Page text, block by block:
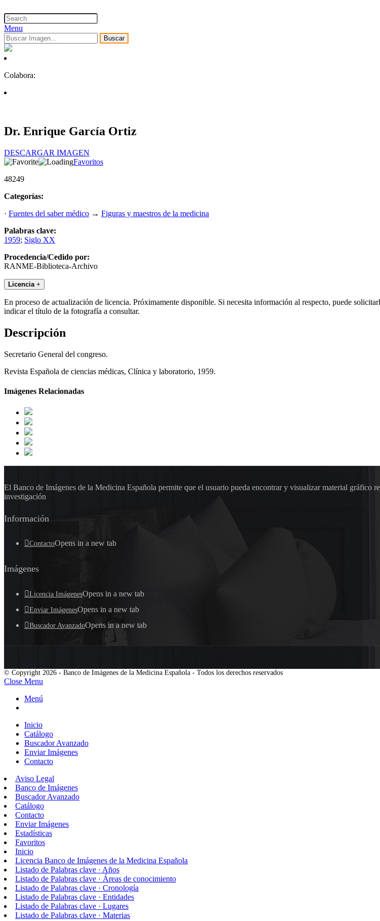
Menu
Buscar
Colabora:
Dr. Enrique García Ortiz
DESCARGAR IMAGEN
Favoritos
48249
Categorías:
· Fuentes del saber médico → Figuras y maestros de la medicina
Palabras clave:
1959; Siglo XX
Procedencia/Cedido por:
RANME-Biblioteca-Archivo
Licencia +
En proceso de actualización de licencia. Próximamente disponible. Si necesita información al respecto, puede
indicar el título de la fotografía a consultar.
Descripción
Secretario General del congreso.
Revista Española de ciencias médicas, Clínica y laboratorio, 1959.
Imágenes Relacionadas
El Banco de Imágenes de la Medicina Española permite que el usuario pueda encontrar y visualizar material
investigación
Información
ContactoOpens in a new tab
Imágenes
Licencia ImágenesOpens in a new tab
Enviar ImágenesOpens in a new tab
Buscador AvanzadoOpens in a new tab
© Copyright 2026 - Banco de Imágenes de la Medicina Española - Todos los derechos reservados
Close Menu
Menú
Inicio
Catálogo
Buscador Avanzado
Enviar Imágenes
Contacto
Aviso Legal
Banco de Imágenes
Buscador Avanzado
Catálogo
Contacto
Enviar Imágenes
Estadísticas
Favoritos
Inicio
Licencia Banco de Imágenes de la Medicina Española
Listado de Palabras clave · Años
Listado de Palabras clave · Áreas de conocimiento
Listado de Palabras clave · Cronología
Listado de Palabras clave · Entidades
Listado de Palabras clave · Lugares
Listado de Palabras clave · Materias